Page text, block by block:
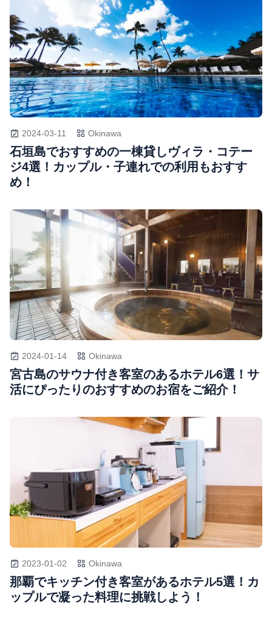
2024-03-11 Okinawa
石垣島でおすすめの一棟貸しヴィラ・コテー
ジ4選！カップル・子連れでの利用もおすす
め！
2024-01-14 Okinawa
宮古島のサウナ付き客室のあるホテル6選！サ
活にぴったりのおすすめのお宿をご紹介！
2023-01-02 Okinawa
那覇でキッチン付き客室があるホテル5選！カ
ップルで凝った料理に挑戦しよう！